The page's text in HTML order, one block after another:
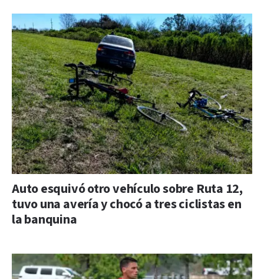
Auto esquivó otro vehículo sobre Ruta 12,
tuvo una avería y chocó a tres ciclistas en
la banquina